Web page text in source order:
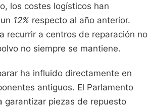
los costes logísticos han
12% respecto al año anterior.
recurrir a centros de reparación no
no siempre se mantiene.
ha influido directamente en
antiguos. El Parlamento
garantizar piezas de repuesto